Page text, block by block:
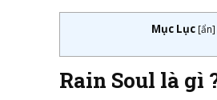
Mục Lục [ẩn]
Rain Soul là gì